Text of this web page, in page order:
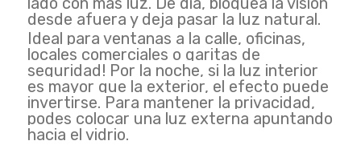
desde afuera y deja pasar la luz natural.
Ideal para ventanas a la calle, oficinas,
locales comerciales o garitas de
seguridad! Por la noche, si la luz interior
es mayor que la exterior, el efecto puede
invertirse. Para mantener la privacidad,
podes colocar una luz externa apuntando
hacia el vidrio.